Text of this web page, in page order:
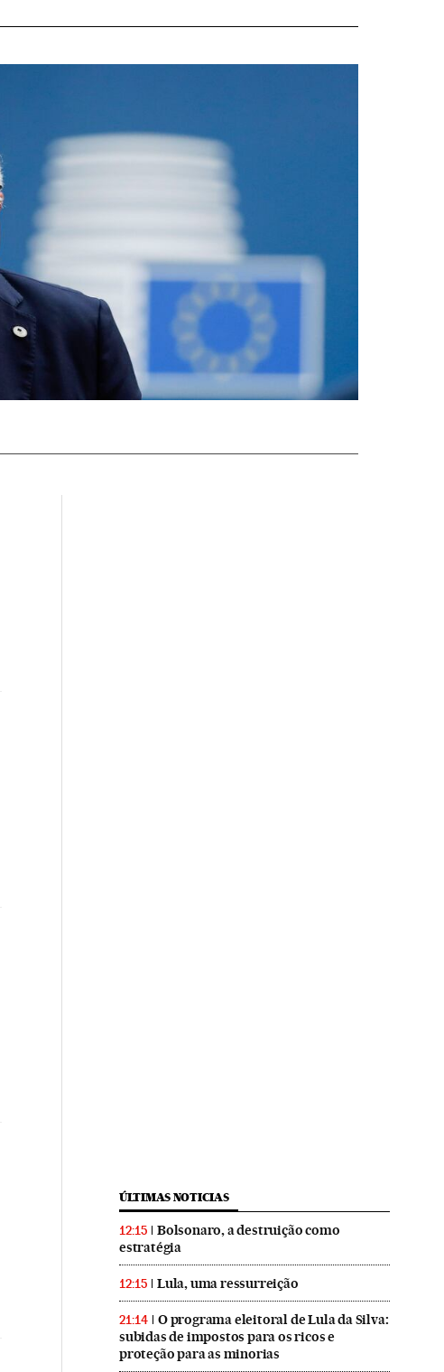
ÚLTIMAS NOTICIAS
12:15
Bolsonaro, a destruição como
estratégia
12:15 Lula, uma ressurreição
21:14
O programa eleitoral de Lula da Silva:
subidas de impostos para os ricos e
proteção para as minorias